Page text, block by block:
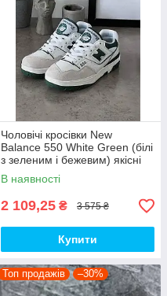
Чоловічі кросівки New
Balance 550 White Green (білі
з зеленим і бежевим) якісні
модні кроси NB020 топ
В наявності
2 109,25 ₴ 3 575 ₴
Купити
Топ продажів –30%